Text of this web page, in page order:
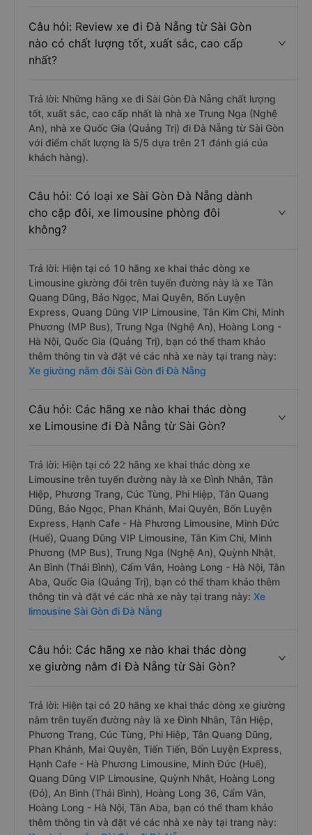
Câu hỏi: Review xe đi Đà Nẵng từ Sài Gòn
nào có chất lượng tốt, xuất sắc, cao cấp
nhất?
Trả lời: Những hãng xe đi Sài Gòn Đà Nẵng chất lượng
tốt, xuất sắc, cao cấp nhất là nhà xe Trung Nga (Nghệ
An), nhà xe Quốc Gia (Quảng Trị) đi Đà Nẵng từ Sài Gòn
với điểm chất lượng là 5/5 dựa trên 21 đánh giá của
khách hàng).
Câu hỏi: Có loại xe Sài Gòn Đà Nẵng dành
cho cặp đôi, xe limousine phòng đôi
không?
Trả lời: Hiện tại có 10 hãng xe khai thác dòng xe
Limousine giường đôi trên tuyến đường này là xe Tân
Quang Dũng, Bảo Ngọc, Mai Quyên, Bốn Luyện
Express, Quang Dũng VIP Limousine, Tân Kim Chi, Minh
Phương (MP Bus), Trung Nga (Nghệ An), Hoàng Long -
Hà Nội, Quốc Gia (Quảng Trị), bạn có thể tham khảo
thêm thông tin và đặt vé các nhà xe này tại trang này:
Xe giường nằm đôi Sài Gòn đi Đà Nẵng
Câu hỏi: Các hãng xe nào khai thác dòng
xe Limousine đi Đà Nẵng từ Sài Gòn?
Trả lời: Hiện tại có 22 hãng xe khai thác dòng xe
Limousine trên tuyến đường này là xe Đình Nhân, Tân
Hiệp, Phương Trang, Cúc Tùng, Phi Hiệp, Tân Quang
Dũng, Bảo Ngọc, Phan Khánh, Mai Quyên, Bốn Luyện
Express, Hạnh Cafe - Hà Phương Limousine, Minh Đức
(Huế), Quang Dũng VIP Limousine, Tân Kim Chi, Minh
Phương (MP Bus), Trung Nga (Nghệ An), Quỳnh Nhật,
An Bình (Thái Bình), Cẩm Vân, Hoàng Long - Hà Nội, Tân
Aba, Quốc Gia (Quảng Trị), bạn có thể tham khảo thêm
thông tin và đặt vé các nhà xe này tại trang này: Xe
limousine Sài Gòn đi Đà Nẵng
Câu hỏi: Các hãng xe nào khai thác dòng
xe giường nằm đi Đà Nẵng từ Sài Gòn?
Trả lời: Hiện tại có 20 hãng xe khai thác dòng xe giường
nằm trên tuyến đường này là xe Đình Nhân, Tân Hiệp,
Phương Trang, Cúc Tùng, Phi Hiệp, Tân Quang Dũng,
Phan Khánh, Mai Quyên, Tiến Tiến, Bốn Luyện Express,
Hạnh Cafe - Hà Phương Limousine, Minh Đức (Huế),
Quang Dũng VIP Limousine, Quỳnh Nhật, Hoàng Long
(Đỏ), An Bình (Thái Bình), Hoàng Long 36, Cẩm Vân,
Hoàng Long - Hà Nội, Tân Aba, bạn có thể tham khảo
thêm thông tin và đặt vé các nhà xe này tại trang này: